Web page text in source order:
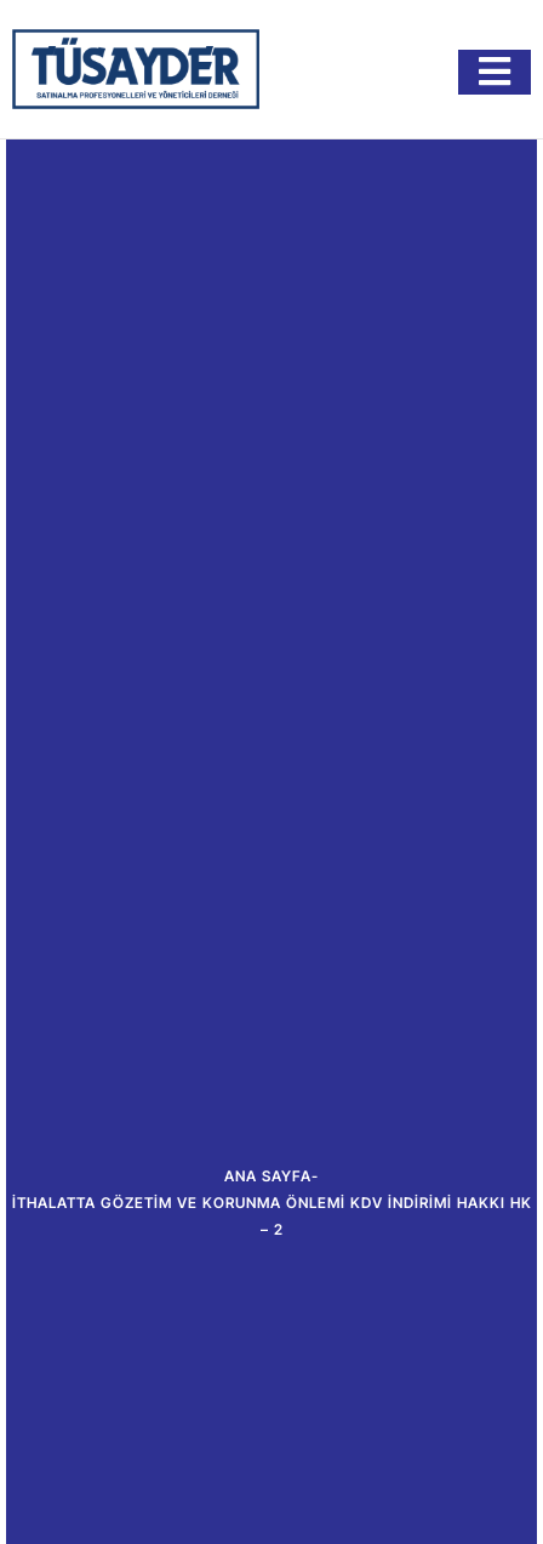
ANA SAYFA-
İTHALATTA GÖZETIM VE KORUNMA ÖNLEMI KDV İNDIRIMI HAKKI HK
– 2